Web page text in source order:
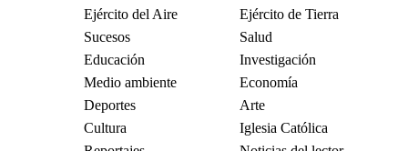
Ejército del Aire
Ejército de Tierra
Sucesos
Salud
Educación
Investigación
Medio ambiente
Economía
Deportes
Arte
Cultura
Iglesia Católica